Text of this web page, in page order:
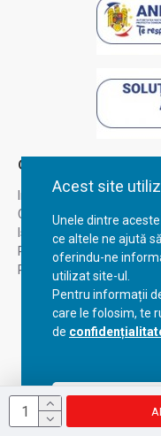
Acest site
Unele dintre
ce altele ne ajută
oferindu-ne
utilizat site-ul.
Pentru informații
care le folosim, te
de
Acceptă
Contul Meu
Inregistrare
Contul meu
Istoric comenzi
Recuperare parola
Returnare produs
Copyright © 2023,